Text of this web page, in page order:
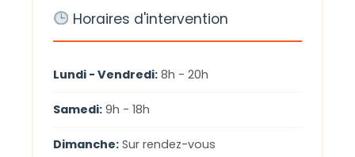
Horaires d'intervention
Lundi - Vendredi: 8h - 20h
Samedi: 9h - 18h
Dimanche: Sur rendez-vous